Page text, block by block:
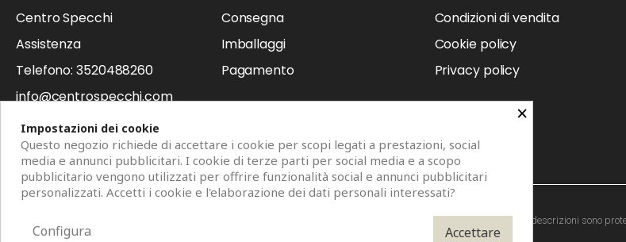
Centro Specchi
Assistenza
Telefono: 3520488260
info@centrospecchi.com
Professionisti
Consegna
Imballaggi
Pagamento
Condizioni di vendita
Cookie policy
Privacy policy
Copyright © 2026 Centro Specchi. Mestre (Venezia) P.IVA 04962320273. Modelli di specchi, fotografie e descrizioni sono
×
Impostazioni dei cookie
Questo negozio richiede di accettare i cookie per scopi legati a prestazioni, social
media e annunci pubblicitari. I cookie di terze parti per social media e a scopo
pubblicitario vengono utilizzati per offrire funzionalità social e annunci pubblicitari
personalizzati. Accetti i cookie e l'elaborazione dei dati personali interessati?
Accettare
Configura